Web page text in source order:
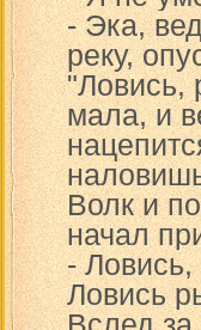
- Эка,
реку,
"Ловись,
мала, и
Волк и
начал
-
Ловись